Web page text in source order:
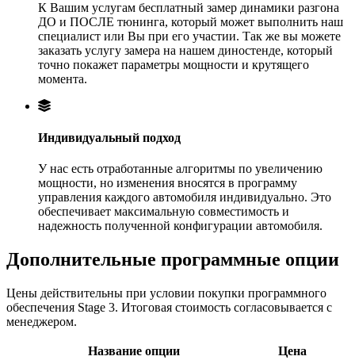
К Вашим услугам бесплатный замер динамики разгона
ДО и ПОСЛЕ тюнинга, который может выполнить наш
специалист или Вы при его участии. Так же вы можете
заказать услугу замера на нашем диностенде, который
точно покажет параметры мощности и крутящего
момента.
Индивидуальный подход
У нас есть отработанные алгоритмы по увеличению
мощности, но изменения вносятся в программу
управления каждого автомобиля индивидуально. Это
обеспечивает максимальную совместимость и
надежность полученной конфигурации автомобиля.
Дополнительные программные опции
Цены действительны при условии покупки программного
обеспечения Stage 3. Итоговая стоимость согласовывается с
менеджером.
Название опции
Цена